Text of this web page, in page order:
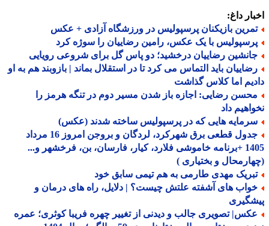
داغ:
بازیکنان پرسپولیس در ورزشگاه آزادی + عکس
با یک عکس، رامین رضاییان را سوژه کرد
رضاییان درخشید؛ دو پاس گل برای شروعی رویایی
باید التماس می کرد تا در استقلال بماند | بازوبند هم به او
اما کلاس گذاشت
رضایی: اجازه باز شدن مسیر دوم در تنگه هرمز را
داد
هایی که در پرسپولیس ساخته شدند (عکس)
جدول قطعی برق شهرکرد، لردگان و بروجن امروز 16 مرداد
1405 +برنامه خاموشی فلارد، کیار، فارسان، بن، فرخشهر و...
و بختیاری )
مهدی طارمی به هم تیمی سابق خود
های آشفته علتش چیست؟ | دلایل، راه های درمان و
تصویری جالب و دیدنی از تغییر چهره فریبا کوثری؛ عمره